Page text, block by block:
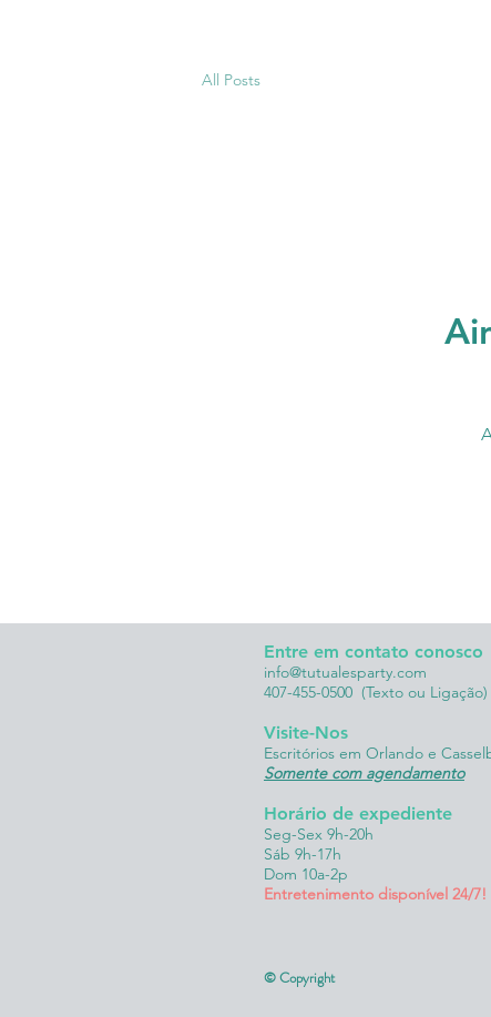
All Posts
Entre em contato conosco
info@tutualesparty.com
407-455-0500 (Texto ou Ligação)
Visite-Nos
Escritórios em Orlando e
Somente com agendamento
Horário de expediente
Seg-Sex 9h-20h
Sáb 9h-17h
Dom 10a-2p
Entretenimento disponível 24/7!
© Copyright